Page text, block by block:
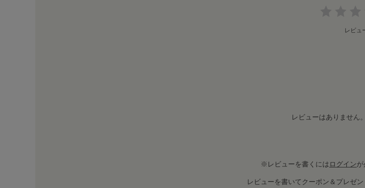
レビュ
レビューはありません。
※レビューを書くにはログインが
レビューを書いてクーポン＆プレゼン